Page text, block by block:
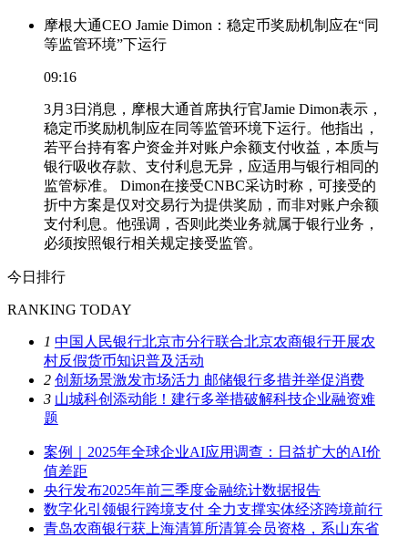
摩根大通CEO Jamie Dimon：稳定币奖励机制应在“同
等监管环境”下运行
09:16
3月3日消息，摩根大通首席执行官Jamie Dimon表示，
稳定币奖励机制应在同等监管环境下运行。他指出，
若平台持有客户资金并对账户余额支付收益，本质与
银行吸收存款、支付利息无异，应适用与银行相同的
监管标准。 Dimon在接受CNBC采访时称，可接受的
折中方案是仅对交易行为提供奖励，而非对账户余额
支付利息。他强调，否则此类业务就属于银行业务，
必须按照银行相关规定接受监管。
今日排行
RANKING TODAY
1 中国人民银行北京市分行联合北京农商银行开展农
村反假货币知识普及活动
2 创新场景激发市场活力 邮储银行多措并举促消费
3 山城科创添动能！建行多举措破解科技企业融资难
题
案例｜2025年全球企业AI应用调查：日益扩大的AI价
值差距
央行发布2025年前三季度金融统计数据报告
数字化引领银行跨境支付 全力支撑实体经济跨境前行
青岛农商银行获上海清算所清算会员资格，系山东省